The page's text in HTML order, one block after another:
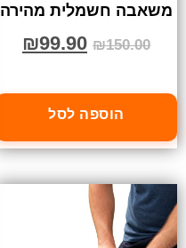
משאבה חשמלית מהירה
₪150.00
₪99.90
הוספה לסל